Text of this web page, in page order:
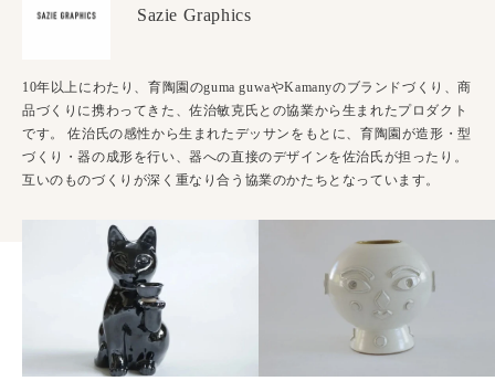
Sazie Graphics
10年以上にわたり、育陶園のguma guwaやKamanyのブランドづくり、商
品づくりに携わってきた、佐治敏克氏との協業から生まれたプロダクト
です。 佐治氏の感性から生まれたデッサンをもとに、育陶園が造形・型
づくり・器の成形を行い、器への直接のデザインを佐治氏が担ったり。
互いのものづくりが深く重なり合う協業のかたちとなっています。